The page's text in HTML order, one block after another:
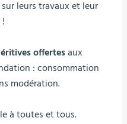
leurs travaux et leur
!
offertes aux
: consommation
modération.
à toutes et tous.